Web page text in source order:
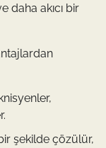
daha akıcı bir
bir şekilde çözülür,